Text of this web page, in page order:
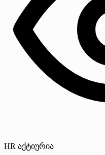
HR აქტიურია